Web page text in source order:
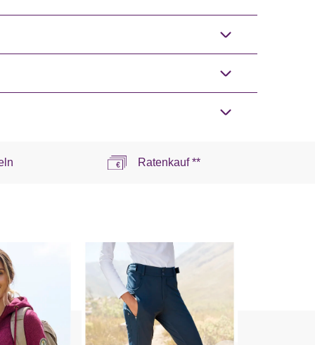
Ratenkauf **